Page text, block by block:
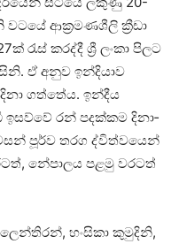
ආක්‍ර­ම­ණ­ශීලි ක්‍රීඩා
රැස් කරද්දී ශ්‍රී ලංකා පිලට
ඒ අනුව ඉන්දි­යාව
ගත්තේය. ඉන්දීය
ඉසව්වේ රන් පද­ක්කම දිනා­
පූර්ව තරග ද්විත්ව­යෙන්
නේපා­ලය පළමු වර­ටත්
හංසිකා කුමු­දිනි,